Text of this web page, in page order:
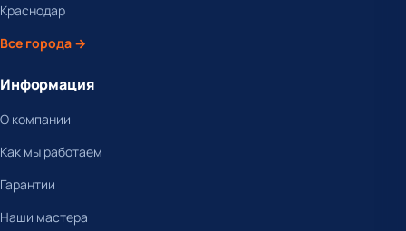
Краснодар
Все города →
Информация
О компании
Как мы работаем
Гарантии
Наши мастера